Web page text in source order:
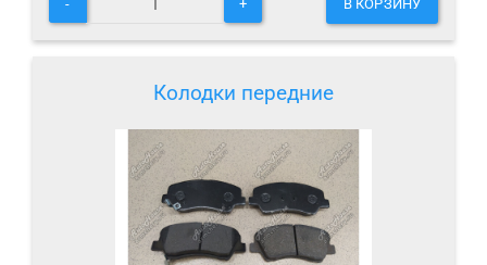
- + В КОРЗИНУ
Колодки передние